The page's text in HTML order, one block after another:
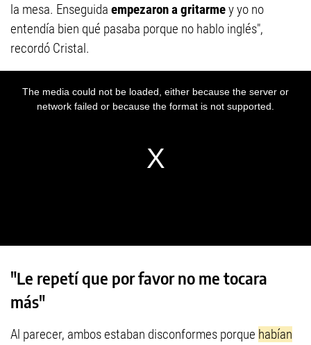
la mesa. Enseguida empezaron a gritarmey yo no
entendía bien qué pasaba porque no hablo inglés",
recordó Cristal.
"Le repetí que por favor no me tocara
más"
Al parecer, ambos estaban disconformes porque habían